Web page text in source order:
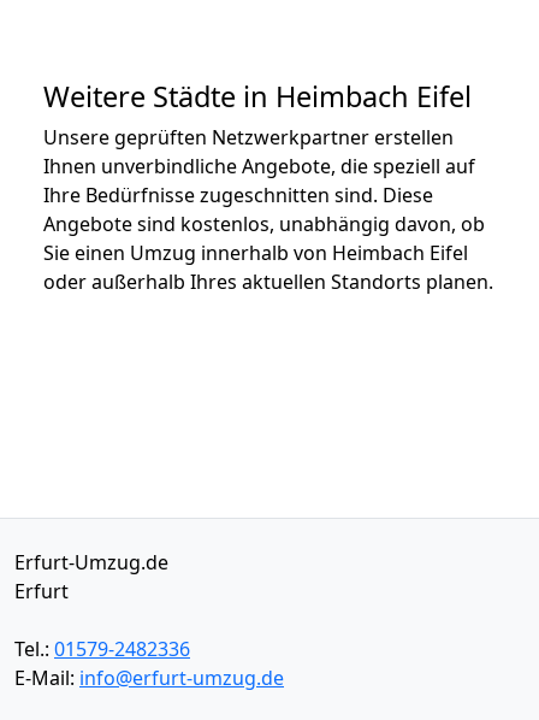
Weitere Städte in Heimbach Eifel
Unsere geprüften Netzwerkpartner erstellen
Ihnen unverbindliche Angebote, die speziell auf
Ihre Bedürfnisse zugeschnitten sind. Diese
Angebote sind kostenlos, unabhängig davon, ob
Sie einen Umzug innerhalb von Heimbach Eifel
oder außerhalb Ihres aktuellen Standorts planen.
Erfurt-Umzug.de
Erfurt
Tel.: 01579-2482336
E-Mail: info@erfurt-umzug.de